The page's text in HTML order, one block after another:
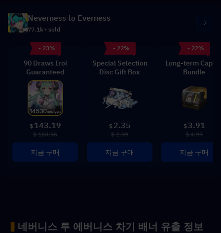
Neverness to Everness
77.1k+ sold
- 23%
90 Draws Iroi
Guaranteed
$ 143.19
$ 184.96
지금 구매
- 22%
Special Selection
Disc Gift Box
$ 2.35
$ 2.99
지금 구매
- 22%
Long-term
Bundle
$ 3.91
$ 4.99
지금 구매
네버니스 투 에버니스 차기 배너 유출 정보